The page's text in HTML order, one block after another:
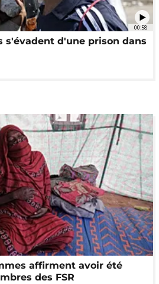
00:58
s'évadent d'une prison dans
affirment avoir été
des FSR